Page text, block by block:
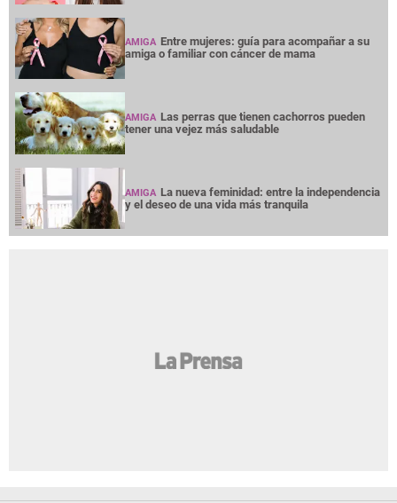
AMIGA Entre mujeres: guía para acompañar a su
amiga o familiar con cáncer de mama
AMIGA Las perras que tienen cachorros pueden
tener una vejez más saludable
AMIGA La nueva feminidad: entre la independencia
y el deseo de una vida más tranquila